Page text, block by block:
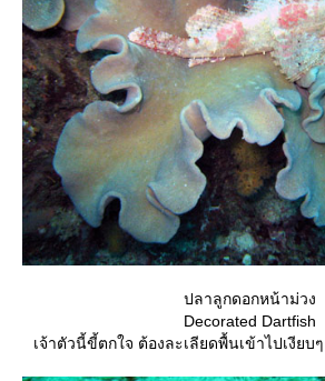
ปลาลูกดอกหน้าม่วง
Decorated Dartfish
เจ้าตัวนี้ขี้ตกใจ ต้องละเลียดพื้นเข้าไปเงียบ